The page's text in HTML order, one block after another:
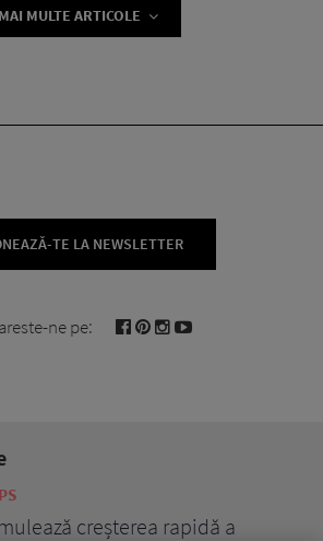
MAI MULTE ARTICOLE
TE LA NEWSLETTER
ne pe:
creșterea rapidă a